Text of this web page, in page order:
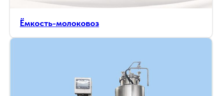
Ёмкость-молоковоз